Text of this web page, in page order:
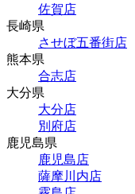
佐賀店
長崎県
させぼ五番街店
熊本県
合志店
大分県
大分店
別府店
鹿児島県
鹿児島店
薩摩川内店